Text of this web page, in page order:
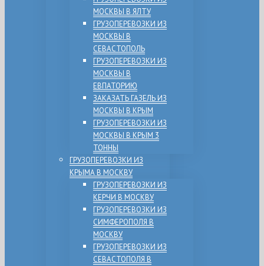
МОСКВЫ В ЯЛТУ
ГРУЗОПЕРЕВОЗКИ ИЗ
МОСКВЫ В
СЕВАСТОПОЛЬ
ГРУЗОПЕРЕВОЗКИ ИЗ
МОСКВЫ В
ЕВПАТОРИЮ
ЗАКАЗАТЬ ГАЗЕЛЬ ИЗ
МОСКВЫ В КРЫМ
ГРУЗОПЕРЕВОЗКИ ИЗ
МОСКВЫ В КРЫМ 3
ТОННЫ
ГРУЗОПЕРЕВОЗКИ ИЗ
КРЫМА В МОСКВУ
ГРУЗОПЕРЕВОЗКИ ИЗ
КЕРЧИ В МОСКВУ
ГРУЗОПЕРЕВОЗКИ ИЗ
СИМФЕРОПОЛЯ В
МОСКВУ
ГРУЗОПЕРЕВОЗКИ ИЗ
СЕВАСТОПОЛЯ В